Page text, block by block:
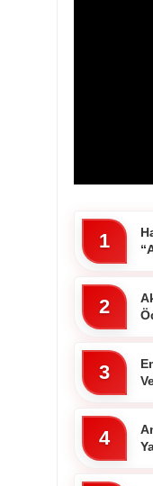
1
2
3
4